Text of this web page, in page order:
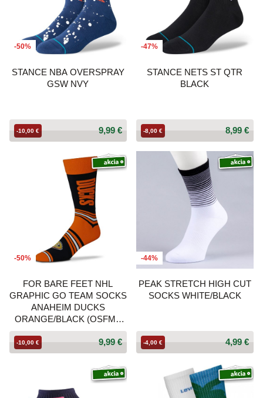
-50%
STANCE NBA OVERSPRAY
GSW NVY
9,99 €
-10,00 €
-47%
STANCE NETS ST QTR
BLACK
8,99 €
-8,00 €
-50%
FOR BARE FEET NHL
GRAPHIC GO TEAM SOCKS
ANAHEIM DUCKS
ORANGE/BLACK (OSFM -
US 5-12 / USW 6-11)
9,99 €
-10,00 €
-44%
PEAK STRETCH HIGH CUT
SOCKS WHITE/BLACK
4,99 €
-4,00 €